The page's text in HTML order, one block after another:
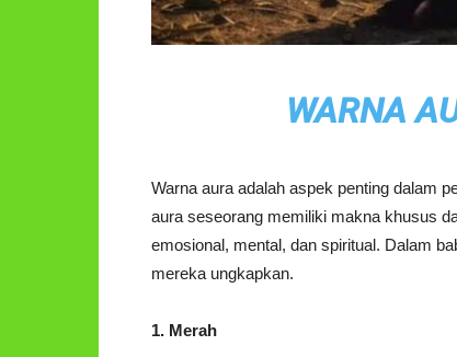
WARNA
Warna aura adalah aspek penting dalam
aura seseorang memiliki makna khusus
emosional, mental, dan spiritual. Dalam
mereka ungkapkan.
1. Merah